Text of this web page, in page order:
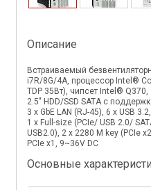
Описание
Встраиваемый
i7R/8G/4A, процессор Intel®
TDP 35Вт), чипсет Intel®
2.5" HDD/SSD SATA с
3 x GbE LAN (RJ-45), 6 х USB
1 x Full-size (PCIe/ USB 2.0/
USB2.0), 2 x 2280 M key (PCIe
PCIe х1, 9~36V DC
Основные